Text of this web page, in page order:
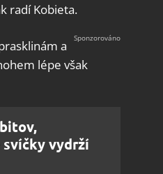
radí Kobieta.
a
lépe však
vydrží